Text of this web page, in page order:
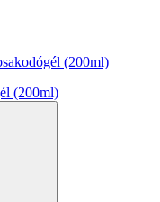
(200ml)